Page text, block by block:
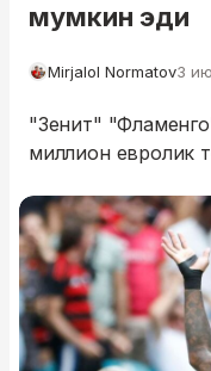
мумкин эди
Mirjalol Normatov3
"Зенит"
миллион евролик